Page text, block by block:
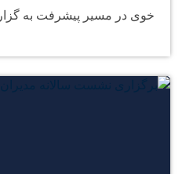
خوی در مسیر پیشرفت به